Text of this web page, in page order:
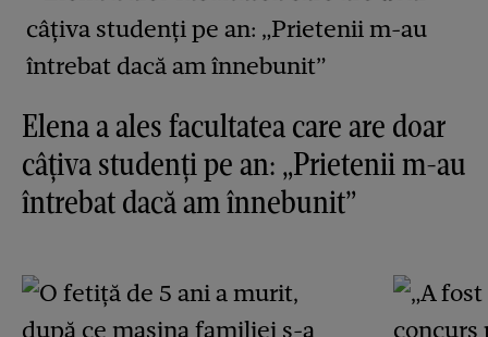
Elena a ales facultatea care are doar
câțiva studenți pe an: „Prietenii m-au
întrebat dacă am înnebunit”